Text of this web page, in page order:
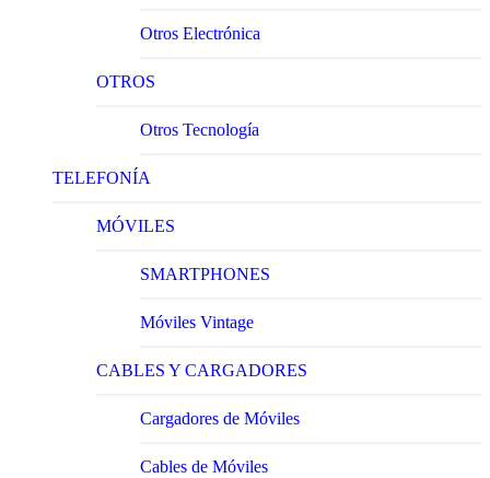
Otros Electrónica
OTROS
Otros Tecnología
TELEFONÍA
MÓVILES
SMARTPHONES
Móviles Vintage
CABLES Y CARGADORES
Cargadores de Móviles
Cables de Móviles